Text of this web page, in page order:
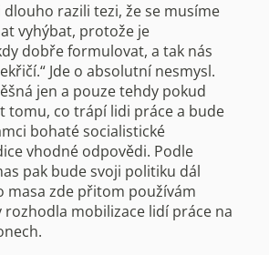
razili tezi, že se musíme
vyhýbat, protože je
dobře formulovat, a tak nás
Jde o absolutní nesmysl.
jen a pouze tehdy pokud
tomu, co trápí lidi práce a bude
bohaté socialistické
vhodné odpovědi. Podle
pak bude svoji politiku dál
masa zde přitom používám
rozhodla mobilizace lidí práce na